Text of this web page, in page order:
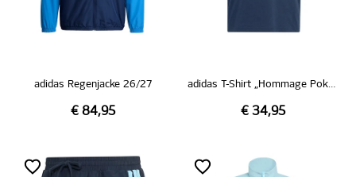
adidas Regenjacke 26/27
€ 84,95
adidas T-Shirt „Hommage Pokalsieg 1976“
€ 34,95